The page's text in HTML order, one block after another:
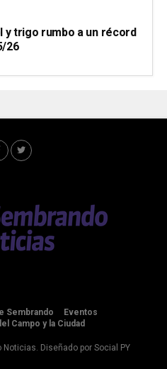
y trigo rumbo a un récord
26
Sembrando
Eventos
Campo y la Ciudad
Noticias. Diseñado por Social PY